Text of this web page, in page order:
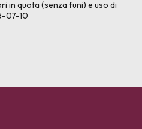
in quota (senza funi) e uso di
07-10